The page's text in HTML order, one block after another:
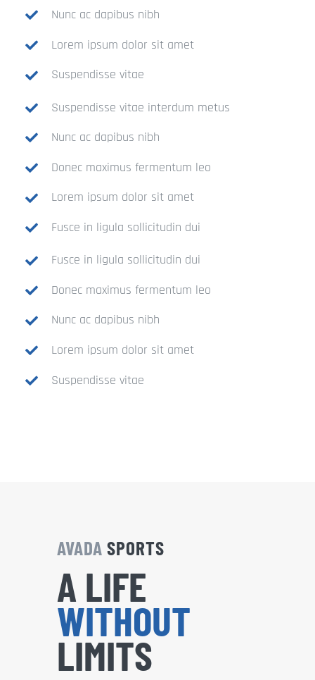
Nunc ac dapibus nibh
Lorem ipsum dolor sit amet
Suspendisse vitae
Suspendisse vitae interdum metus
Nunc ac dapibus nibh
Donec maximus fermentum leo
Lorem ipsum dolor sit amet
Fusce in ligula sollicitudin dui
Fusce in ligula sollicitudin dui
Donec maximus fermentum leo
Nunc ac dapibus nibh
Lorem ipsum dolor sit amet
Suspendisse vitae
AVADA SPORTS
A LIFE
WITHOUT
LIMITS